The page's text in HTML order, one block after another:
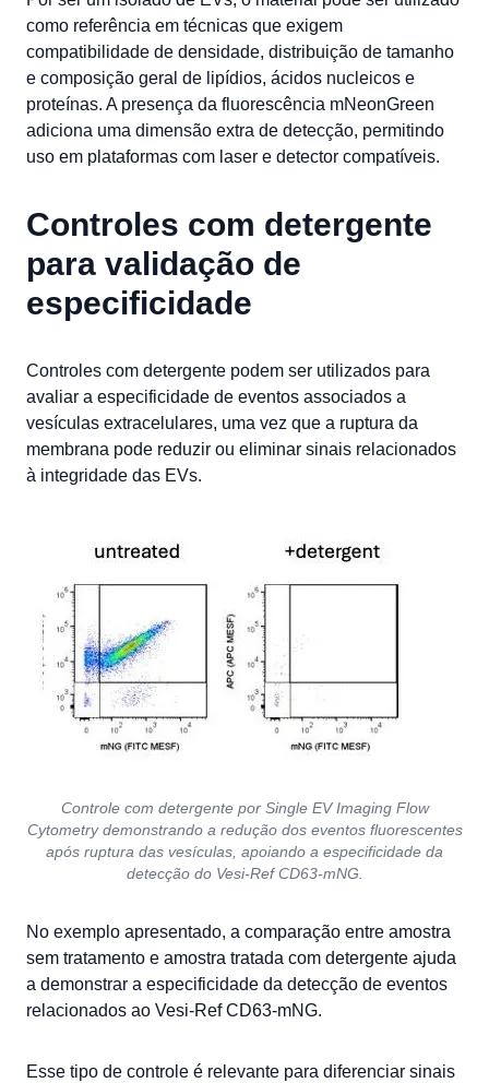
como referência em técnicas que exigem
compatibilidade de densidade, distribuição de tamanho
e composição geral de lipídios, ácidos nucleicos e
proteínas. A presença da fluorescência mNeonGreen
adiciona uma dimensão extra de detecção, permitindo
uso em plataformas com laser e detector compatíveis.
Controles com detergente
para validação de
especificidade
Controles com detergente podem ser utilizados para
avaliar a especificidade de eventos associados a
vesículas extracelulares, uma vez que a ruptura da
membrana pode reduzir ou eliminar sinais relacionados
à integridade das EVs.
Controle com detergente por Single EV Imaging Flow
Cytometry demonstrando a redução dos eventos fluorescentes
após ruptura das vesículas, apoiando a especificidade da
detecção do Vesi-Ref CD63-mNG.
No exemplo apresentado, a comparação entre amostra
sem tratamento e amostra tratada com detergente ajuda
a demonstrar a especificidade da detecção de eventos
relacionados ao Vesi-Ref CD63-mNG.
Esse tipo de controle é relevante para diferenciar sinais